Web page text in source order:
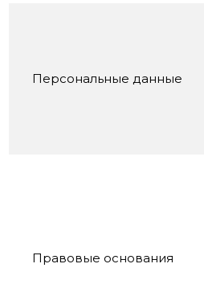
Персональные данные
Правовые основания